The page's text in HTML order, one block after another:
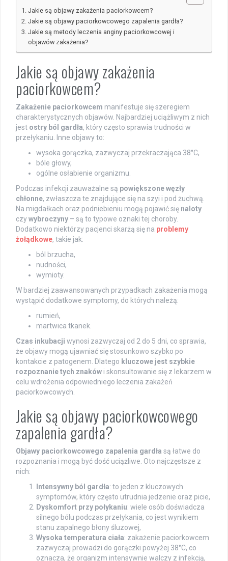
Jakie są objawy zakażenia paciorkowcem?
Jakie są objawy paciorkowcowego zapalenia gardła?
Jakie są metody leczenia anginy paciorkowcowej i
objawów zakażenia?
Jakie są objawy zakażenia
paciorkowcem?
Zakażenie paciorkowcem manifestuje się szeregiem
charakterystycznych objawów. Najbardziej uciążliwym z nich
jest ostry ból gardła, który często sprawia trudności w
przełykaniu. Inne objawy to:
wysoka gorączka, zazwyczaj przekraczająca 38°C,
bóle głowy,
ogólne osłabienie organizmu.
Podczas infekcji zauważalne są powiększone węzły
chłonne, zwłaszcza te znajdujące się na szyi i pod żuchwą.
Na migdałkach oraz podniebieniu mogą pojawić się naloty
czywybroczyny – są to typowe oznaki tej choroby.
Dodatkowo niektórzy pacjenci skarżą się na problemy
żołądkowe, takie jak:
ból brzucha,
nudności,
wymioty.
W bardziej zaawansowanych przypadkach zakażenia mogą
wystąpić dodatkowe symptomy, do których należą:
rumień,
martwica tkanek.
Czas inkubacji wynosi zazwyczaj od 2 do 5 dni, co sprawia,
że objawy mogą ujawniać się stosunkowo szybko po
kontakcie z patogenem. Dlatego kluczowe jest szybkie
rozpoznanie tych znaków i skonsultowanie się z lekarzem w
celu wdrożenia odpowiedniego leczenia zakażeń
paciorkowcowych.
Jakie są objawy paciorkowcowego
zapalenia gardła?
Objawy paciorkowcowego zapalenia gardła są łatwe do
rozpoznania i mogą być dość uciążliwe. Oto najczęstsze z
nich:
Intensywny ból gardła: to jeden z kluczowych
symptomów, który często utrudnia jedzenie oraz picie,
Dyskomfort przy połykaniu: wiele osób doświadcza
silnego bólu podczas przełykania, co jest wynikiem
stanu zapalnego błony śluzowej,
Wysoka temperatura ciała: zakażenie paciorkowcem
zazwyczaj prowadzi do gorączki powyżej 38°C, co
oznacza, że organizm intensywnie walczy z infekcją,